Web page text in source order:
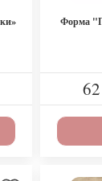
Форма
62